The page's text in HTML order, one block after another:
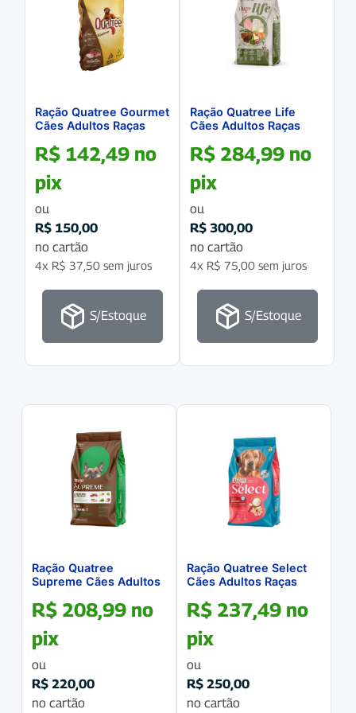
Ração Quatree Gourmet
Cães Adultos Raças
R$ 142,49 no
pix
ou
R$ 150,00
no cartão
4x R$ 37,50 sem juros
S/Estoque
Ração Quatree Life
Cães Adultos Raças
R$ 284,99 no
pix
ou
R$ 300,00
no cartão
4x R$ 75,00 sem juros
S/Estoque
Ração Quatree
Supreme Cães Adultos
e Grandes 15Kg
R$ 208,99 no
pix
ou
R$ 220,00
no cartão
Ração Quatree Select
Cães Adultos Raças
R$ 237,49 no
pix
ou
R$ 250,00
no cartão